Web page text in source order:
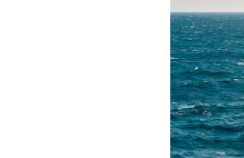
e
e
r
M